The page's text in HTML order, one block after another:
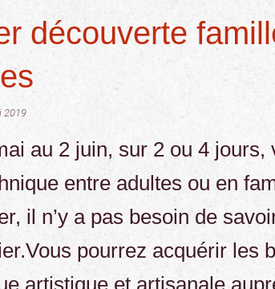
découverte
2019
au 2 juin, sur 2 ou 4 jours,
entre adultes ou en
il n’y a pas besoin de
pourrez acquérir les
artistique et artisanale